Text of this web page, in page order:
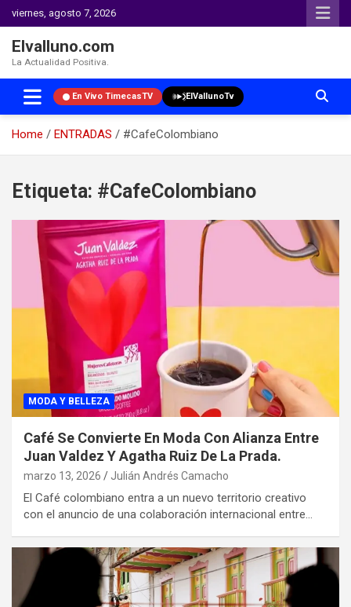
viernes, agosto 7, 2026
Elvalluno.com
La Actualidad Positiva.
En Vivo TimecasTV ElVallunoTv
Home ENTRADAS
#CafeColombiano
content
Etiqueta: #CafeColombiano
MODA Y BELLEZA
Café Se Convierte En Moda Con Alianza Entre
Juan Valdez Y Agatha Ruiz De La Prada.
marzo 13, 2026 Julián Andrés Camacho
El Café colombiano entra a un nuevo territorio creativo
con el anuncio de una colaboración internacional entre…